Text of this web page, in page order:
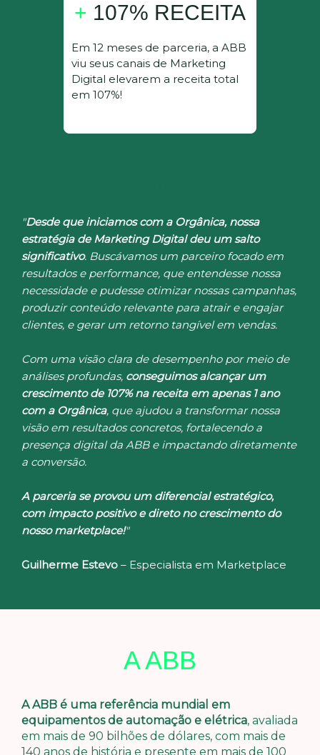
+ 107% RECEITA
Em 12 meses de parceria, a ABB
viu seus canais de Marketing
Digital elevarem a receita total
em 107%!
"Desde que iniciamos com a Orgânica, nossa
estratégia de Marketing Digital deu um salto
significativo. Buscávamos um parceiro focado em
resultados e performance, que entendesse nossa
necessidade e pudesse otimizar nossas campanhas,
produzir conteúdo relevante para atrair e engajar
clientes, e gerar um retorno tangível em vendas.
Com uma visão clara de desempenho por meio de
análises profundas, conseguimos alcançar um
crescimento de 107% na receita em apenas 1 ano
com a Orgânica, que ajudou a transformar nossa
visão em resultados concretos, fortalecendo a
presença digital da ABB e impactando diretamente
a conversão.
A parceria se provou um diferencial estratégico,
com impacto positivo e direto no crescimento do
nosso marketplace!"
Guilherme Estevo – Especialista em Marketplace
A ABB
A ABB é uma referência mundial em
equipamentos de automação e elétrica, avaliada
em mais de 90 bilhões de dólares, com mais de
140 anos de história e presente em mais de 100